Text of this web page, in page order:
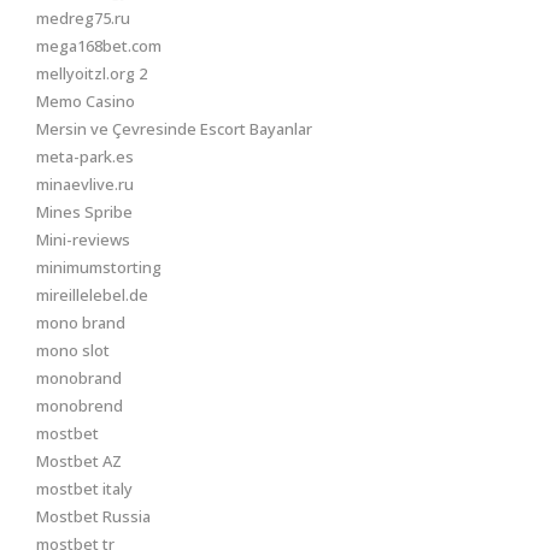
medreg75.ru
mega168bet.com
mellyoitzl.org 2
Memo Casino
Mersin ve Çevresinde Escort Bayanlar
meta-park.es
minaevlive.ru
Mines Spribe
Mini-reviews
minimumstorting
mireillelebel.de
mono brand
mono slot
monobrand
monobrend
mostbet
Mostbet AZ
mostbet italy
Mostbet Russia
mostbet tr